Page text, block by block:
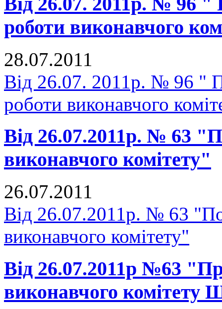
роботи виконавчого
28.07.2011
Від 26.07. 2011р. № 96 "
роботи виконавчого
Від 26.07.2011р. № 63
виконавчого комітету"
26.07.2011
Від 26.07.2011р. № 63
виконавчого комітету"
Від 26.07.2011р №63
виконавчого комітету